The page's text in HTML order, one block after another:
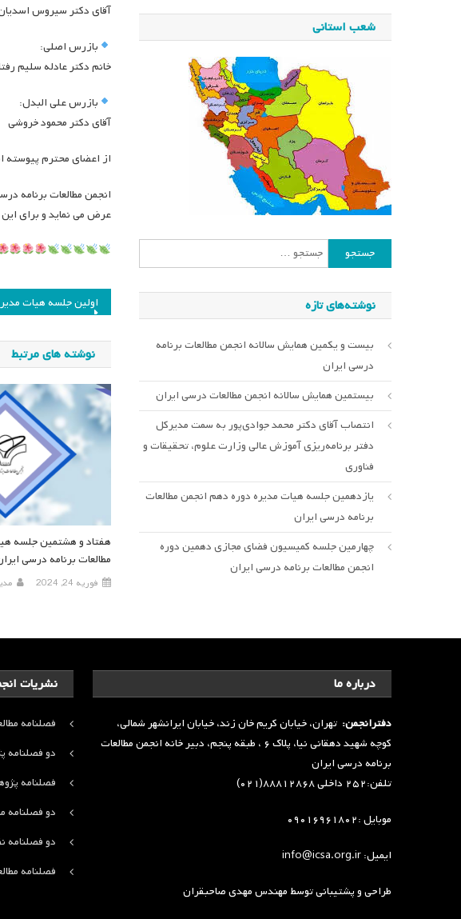
آقای دکتر سیروس
بازرس اصلی:
خانم دکتر عادله سلیم
بازرس علی البدل:
آقای دکتر محمود خروشی
از اعضای محترم پیوسته
انجمن مطالعات برنامه
عرض می نماید و برای
راهبری
نوشته
نوشته های مرتبط
هفتاد و هشتمین جلسه
مطالعات برنامه درسی
فوریه 24, 2024
شعب استانی
جستجو
برای:
نوشته‌های تازه
بیست و یکمین همایش سالانه انجمن مطالعات برنامه
درسی ایران
بیستمین همایش سالانه انجمن مطالعات درسی ایران
انتصاب آقای دکتر محمد جوادی‌پور به سمت مدیرکل
دفتر برنامه‌ریزی آموزش عالی وزارت علوم، تحقیقات و
فناوری
یازدهمین جلسه هیات مدیره دوره دهم انجمن مطالعات
برنامه درسی ایران
چهارمین جلسه کمیسیون فضای مجازی دهمین دوره
انجمن مطالعات برنامه درسی ایران
نشریات
فصلنامه
دو فصلنامه
فصلنامه
دو فصلنامه
دو فصلنامه
فصلنامه
درباره ما
دفترانجمن: تهران، خیابان کریم خان زند، خیابان ایرانشهر شمالی،
کوچه شهید دهقانی نیا، پلاک ۶ ، طبقه پنجم، دبیر خانه انجمن مطالعات
برنامه درسی ایران
تلفن:۲۵۲ داخلی ۸۸۸۱۲۸۶۸(۰۲۱)
موبایل :۰۹۰۱۶۹۶۱۸۰۲
ایمیل: info@icsa.org.ir
طراحی و پشتیبانی توسطمهندس مهدی صاحبقران